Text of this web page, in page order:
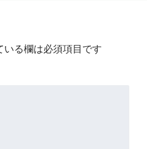
いる欄は必須項目です